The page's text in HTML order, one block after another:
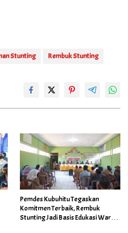
Stunting Rembuk Stunting
Pemdes Kubuhitu Tegaskan
Komitmen Terbaik, Rembuk
Stunting Jadi Basis Edukasi Warga